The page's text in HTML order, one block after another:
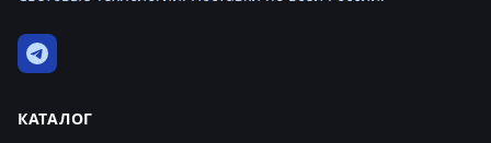
КАТАЛОГ